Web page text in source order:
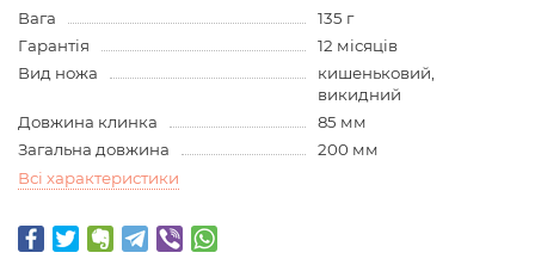
Вага
135 г
Гарантія
12 місяців
Вид ножа
кишеньковий,
викидний
Довжина клинка
85 мм
Загальна довжина
200 мм
Всі характеристики